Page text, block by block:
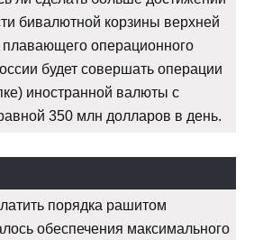
бивалютной корзины верхней
операционного
будет совершать операции
иностранной валюты с
350 млн долларов в день.
порядка рашитом
обеспечения максимального